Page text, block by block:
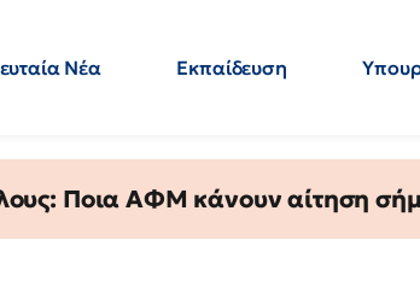
Νέα Εκπαίδευση
Ποια ΑΦΜ κάνουν αίτηση